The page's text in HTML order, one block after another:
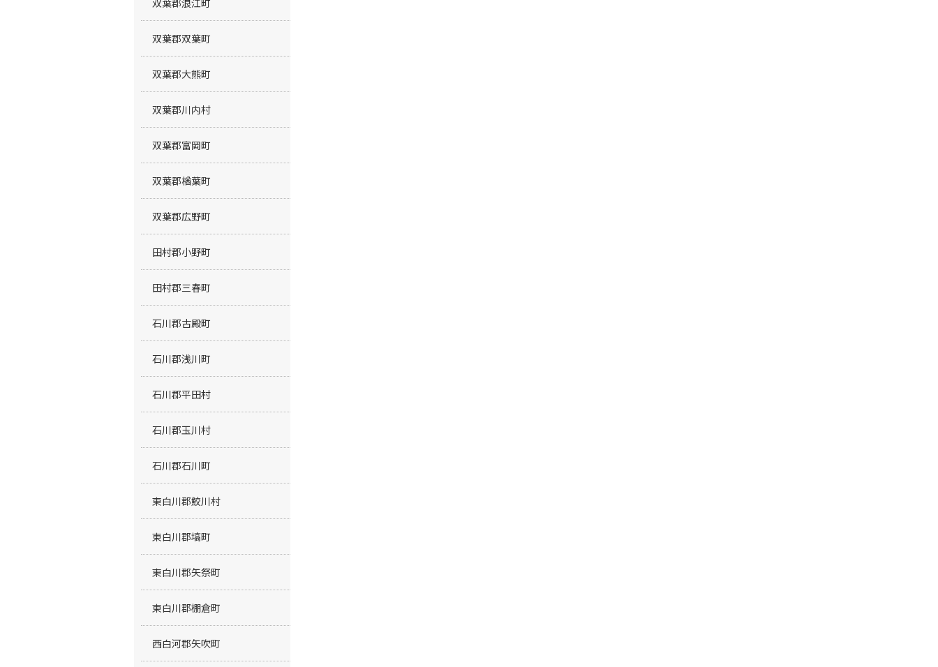
双葉郡浪江町
双葉郡双葉町
双葉郡大熊町
双葉郡川内村
双葉郡富岡町
双葉郡楢葉町
双葉郡広野町
田村郡小野町
田村郡三春町
石川郡古殿町
石川郡浅川町
石川郡平田村
石川郡玉川村
石川郡石川町
東白川郡鮫川村
東白川郡塙町
東白川郡矢祭町
東白川郡棚倉町
西白河郡矢吹町